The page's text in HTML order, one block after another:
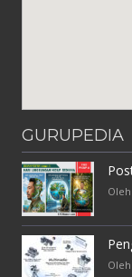
GURUPEDIA